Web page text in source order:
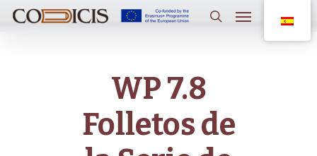
contenido
Menú
WP 7.8
Folletos de